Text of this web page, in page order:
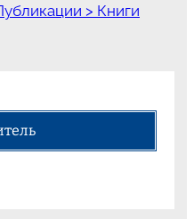
> Книги